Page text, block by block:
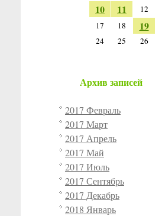
10 11 12
17
18 19
24
25 26
Архив записей
2017 Февраль
2017 Март
2017 Апрель
2017 Май
2017 Июль
2017 Сентябрь
2017 Декабрь
2018 Январь